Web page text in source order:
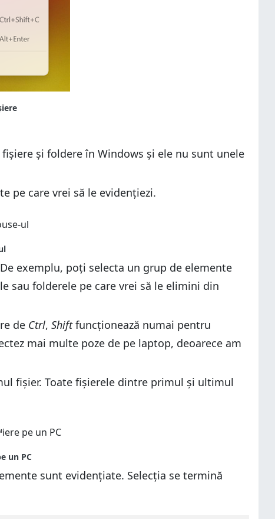
și foldere în Windows și ele nu sunt unele
pe care vrei să le evidențiezi.
exemplu, poți selecta un grup de elemente
sau folderele pe care vrei să le elimini din
de Ctrl, Shiftfuncționează numai pentru
mai multe poze de pe laptop, deoarece am
fișier. Toate fișierele dintre primul și ultimul
sunt evidențiate. Selecția se termină